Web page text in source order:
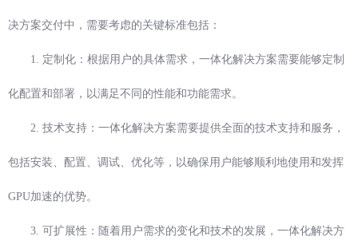
决方案交付中，需要考虑的关键标准包括：
1. 定制化：根据用户的具体需求，一体化解决方案需要能够定制
化配置和部署，以满足不同的性能和功能需求。
2. 技术支持：一体化解决方案需要提供全面的技术支持和服务，
包括安装、配置、调试、优化等，以确保用户能够顺利地使用和发挥
GPU加速的优势。
3. 可扩展性：随着用户需求的变化和技术的发展，一体化解决方